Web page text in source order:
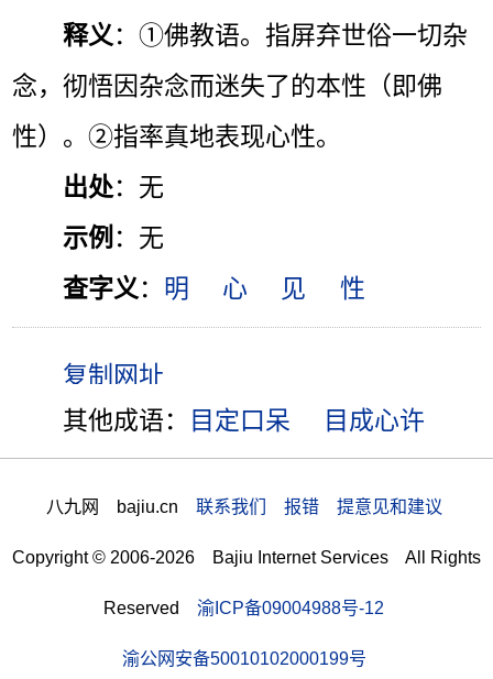
释义 ：①佛教语。指屏弃世俗一切杂
念，彻悟因杂念而迷失了的本性（即佛
性）。②指率真地表现心性。
出处：无
示例 ：无
查字义 ： 明 心 见 性
其他成语： 目定口呆 目成心许
八九网 bajiu.cn 联系我们 报错 提意见和建议
Copyright © 2006-2026 Bajiu Internet Services All Rights
Reserved 渝ICP备09004988号-12
渝公网安备50010102000199号